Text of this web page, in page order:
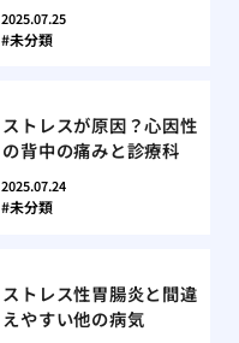
2025.07.25
未分類
ストレスが原因？心因性
の背中の痛みと診療科
2025.07.24
未分類
ストレス性胃腸炎と間違
えやすい他の病気